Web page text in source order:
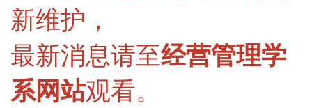
新维护，
最新消息请至经营管理学
系网站观看。